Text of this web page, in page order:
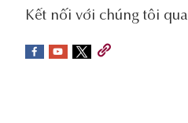
social-
sidebar
Kết nối với chúng tôi qua